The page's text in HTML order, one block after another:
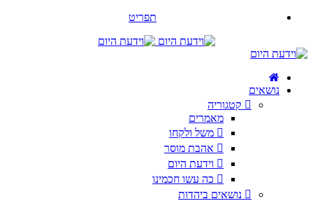
תפריט
נושאים
קטגוריה
מאמרים
משל ולקחו
אהבת מוסר
וידעת היום
כה עשו חכמינו
נושאים ביהדות